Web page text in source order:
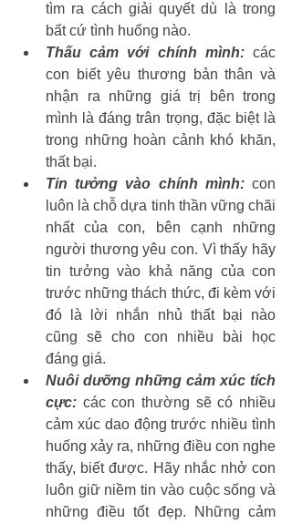
tìm ra cách giải quyết dù là trong
bất cứ tình huống nào.
Thấu cảm với chính mình: các
con biết yêu thương bản thân và
nhận ra những giá trị bên trong
mình là đáng trân trọng, đặc biệt là
trong những hoàn cảnh khó khăn,
thất bại.
Tin tưởng vào chính mình: con
luôn là chỗ dựa tinh thần vững chãi
nhất của con, bên cạnh những
người thương yêu con. Vì thấy hãy
tin tưởng vào khả năng của con
trước những thách thức, đi kèm với
đó là lời nhắn nhủ thất bại nào
cũng sẽ cho con nhiều bài học
đáng giá.
Nuôi dưỡng những cảm xúc tích
cực: các con thường sẽ có nhiều
cảm xúc dao động trước nhiều tình
huống xảy ra, những điều con nghe
thấy, biết được. Hãy nhắc nhở con
luôn giữ niềm tin vào cuộc sống và
những điều tốt đẹp. Những cảm